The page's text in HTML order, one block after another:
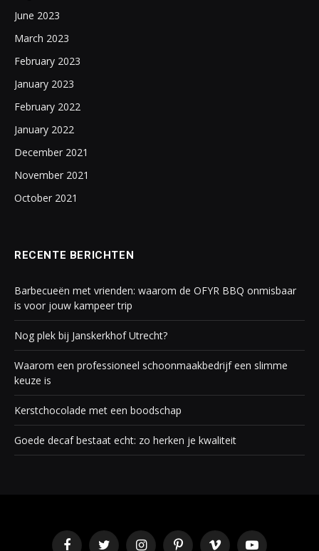
June 2023
March 2023
February 2023
January 2023
February 2022
January 2022
December 2021
November 2021
October 2021
RECENTE BERICHTEN
Barbecueën met vrienden: waarom de OFYR BBQ onmisbaar
is voor jouw kampeer trip
Nog plek bij Janskerkhof Utrecht?
Waarom een professioneel schoonmaakbedrijf een slimme
keuze is
Kerstchocolade met een boodschap
Goede decaf bestaat echt: zo herken je kwaliteit